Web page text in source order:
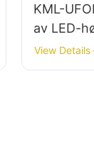
KML-
av LED-
View Details